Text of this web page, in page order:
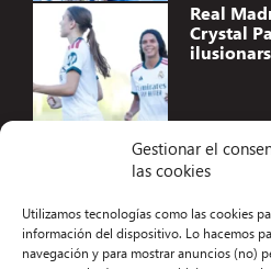
Gestionar el
las cookies
Utilizamos tecnologías como las cookies
información del dispositivo. Lo hacemos
navegación y para mostrar anuncios (no)
Real
Crystal
Aviso